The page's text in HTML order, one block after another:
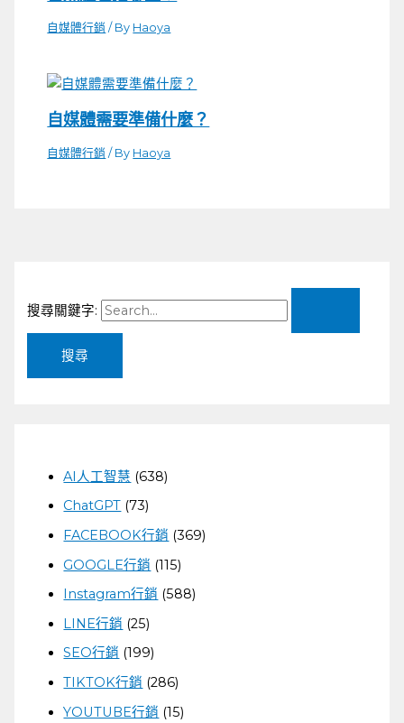
自媒體行銷 / By Haoya
自媒體需要準備什麼？
自媒體行銷 / By Haoya
搜尋關鍵字:
AI人工智慧 (638)
ChatGPT (73)
FACEBOOK行銷 (369)
GOOGLE行銷 (115)
Instagram行銷 (588)
LINE行銷 (25)
SEO行銷 (199)
TIKTOK行銷 (286)
YOUTUBE行銷 (15)